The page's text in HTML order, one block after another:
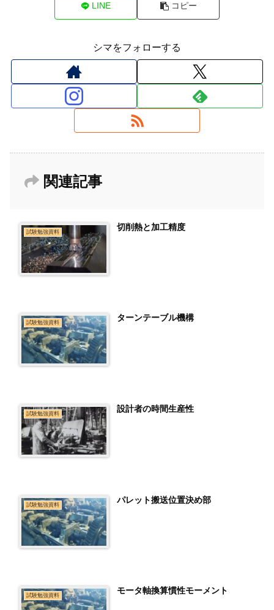
LINE コピー
シマをフォローする
関連記事
試験勉強資料 切削熱と加工精度
試験勉強資料 ターンテーブル機構
試験勉強資料 設計者の時間生産性
試験勉強資料 パレット搬送位置決め部
試験勉強資料 モータ軸換算慣性モーメント